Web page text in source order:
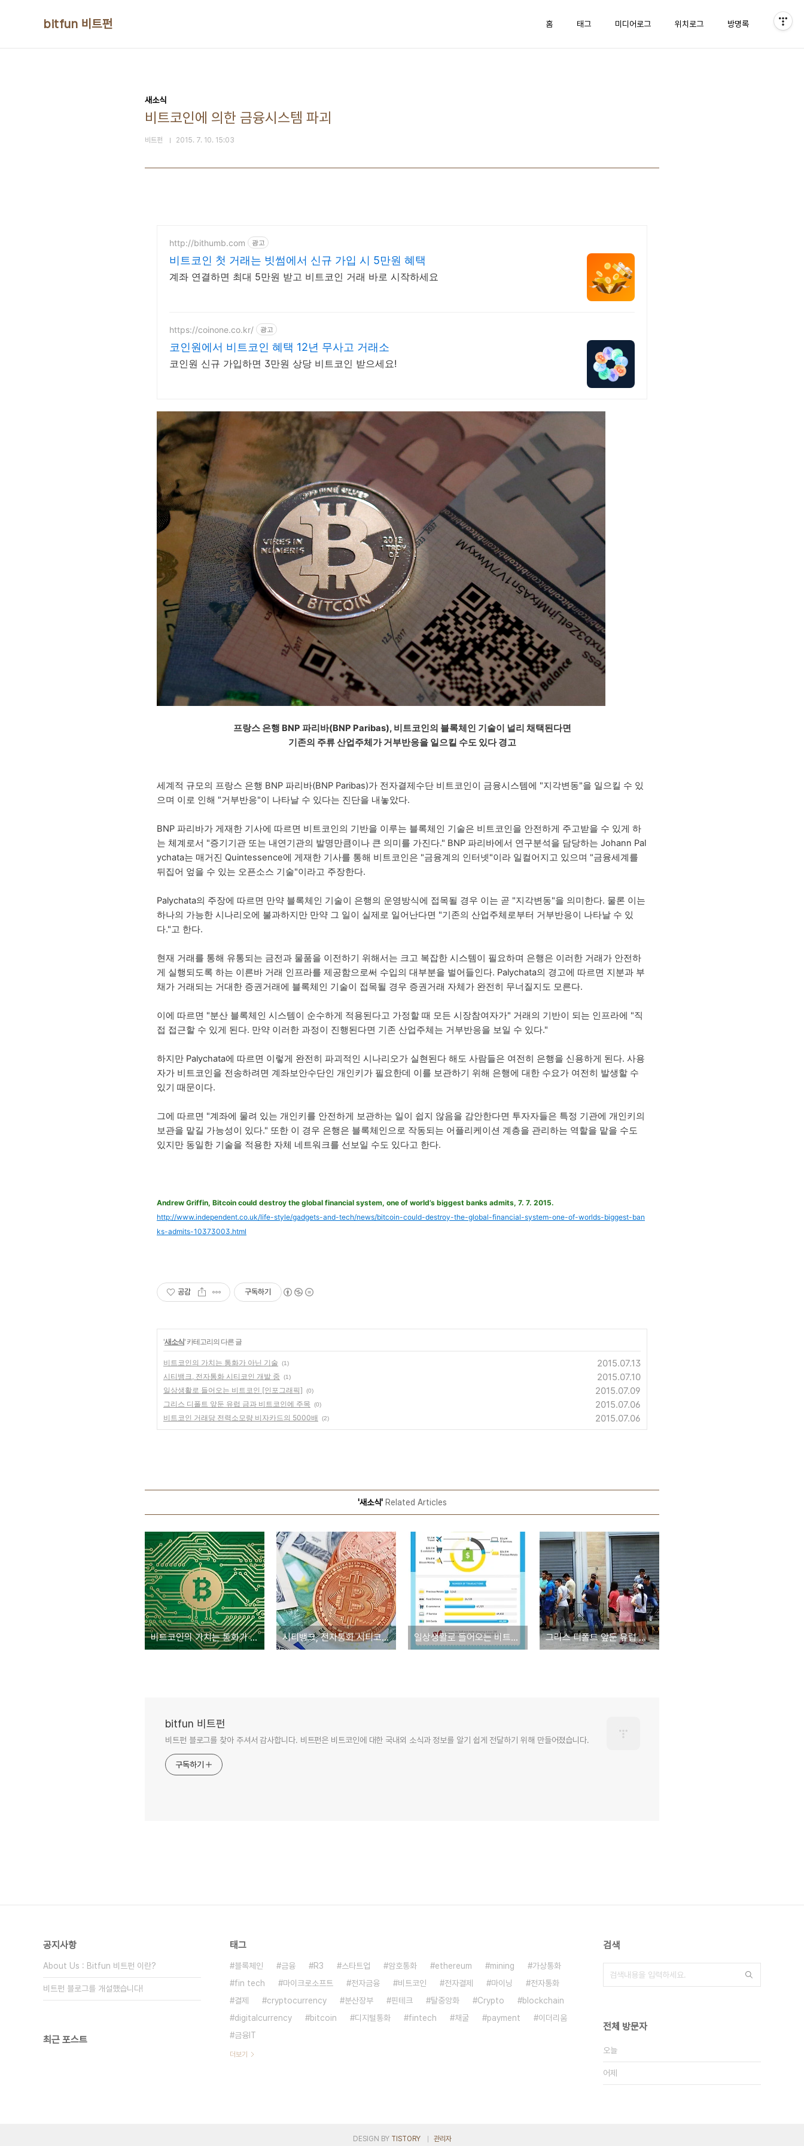
bitfun 비트펀 홈 태그 미디어로그 위치로그 방명록
새소식
비트코인에 의한 금융시스템 파괴
비트펀 2015. 7. 10. 15:03
http://bithumb.com 광고
비트코인 첫 거래는 빗썸에서 신규 가입 시 5만원 혜택
계좌 연결하면 최대 5만원 받고 비트코인 거래 바로 시작하세요
https://coinone.co.kr/ 광고
코인원에서 비트코인 혜택 12년 무사고 거래소
코인원 신규 가입하면 3만원 상당 비트코인 받으세요!
프랑스 은행 BNP 파리바(BNP Paribas), 비트코인의 블록체인 기술이 널리 채택된다면
기존의 주류 산업주체가 거부반응을 일으킬 수도 있다 경고
세계적 규모의 프랑스 은행 BNP 파리바(BNP Paribas)가 전자결제수단 비트코인이 금융시스템에 "지각변동"을 일으킬 수 있
으며 이로 인해 "거부반응"이 나타날 수 있다는 진단을 내놓았다.
BNP 파리바가 게재한 기사에 따르면 비트코인의 기반을 이루는 블록체인 기술은 비트코인을 안전하게 주고받을 수 있게 하
는 체계로서 "증기기관 또는 내연기관의 발명만큼이나 큰 의미를 가진다." BNP 파리바에서 연구분석을 담당하는 Johann Pal
ychata는 매거진 Quintessence에 게재한 기사를 통해 비트코인은 "금융계의 인터넷"이라 일컬어지고 있으며 "금융세계를
뒤집어 엎을 수 있는 오픈소스 기술"이라고 주장한다.
Palychata의 주장에 따르면 만약 블록체인 기술이 은행의 운영방식에 접목될 경우 이는 곧 "지각변동"을 의미한다. 물론 이는
하나의 가능한 시나리오에 불과하지만 만약 그 일이 실제로 일어난다면 "기존의 산업주체로부터 거부반응이 나타날 수 있
다."고 한다.
현재 거래를 통해 유통되는 금전과 물품을 이전하기 위해서는 크고 복잡한 시스템이 필요하며 은행은 이러한 거래가 안전하
게 실행되도록 하는 이른바 거래 인프라를 제공함으로써 수입의 대부분을 벌어들인다. Palychata의 경고에 따르면 지분과 부
채가 거래되는 거대한 증권거래에 블록체인 기술이 접목될 경우 증권거래 자체가 완전히 무너질지도 모른다.
이에 따르면 "분산 블록체인 시스템이 순수하게 적용된다고 가정할 때 모든 시장참여자가" 거래의 기반이 되는 인프라에 "직
접 접근할 수 있게 된다. 만약 이러한 과정이 진행된다면 기존 산업주체는 거부반응을 보일 수 있다."
하지만 Palychata에 따르면 이렇게 완전히 파괴적인 시나리오가 실현된다 해도 사람들은 여전히 은행을 신용하게 된다. 사용
자가 비트코인을 전송하려면 계좌보안수단인 개인키가 필요한데 이를 보관하기 위해 은행에 대한 수요가 여전히 발생할 수
있기 때문이다.
그에 따르면 "계좌에 물려 있는 개인키를 안전하게 보관하는 일이 쉽지 않음을 감안한다면 투자자들은 특정 기관에 개인키의
보관을 맡길 가능성이 있다." 또한 이 경우 은행은 블록체인으로 작동되는 어플리케이션 계층을 관리하는 역할을 맡을 수도
있지만 동일한 기술을 적용한 자체 네트워크를 선보일 수도 있다고 한다.
Andrew Griffin, Bitcoin could destroy the global financial system, one of world’s biggest banks admits, 7. 7. 2015.
http://www.independent.co.uk/life-style/gadgets-and-tech/news/bitcoin-could-destroy-the-global-financial-system-one-of-worlds-biggest-ban
ks-admits-10373003.html
공감 구독하기
'새소식' 카테고리의 다른 글
비트코인의 가치는 통화가 아닌 기술 (1) 2015.07.13
시티뱅크, 전자통화 시티코인 개발 중 (1) 2015.07.10
일상생활로 들어오는 비트코인 [인포그래픽] (0) 2015.07.09
그리스 디폴트 앞둔 유럽 금과 비트코인에 주목 (0) 2015.07.06
비트코인 거래당 전력소모량 비자카드의 5000배 (2) 2015.07.06
'새소식'Related Articles
비트코인의 가치는 통화가 아닌 기술 시티뱅크, 전자통화 시티코인 개발 중 일상생활로 들어오는 비트코인 [인포그래픽] 그리스 디폴트 앞둔 유럽 금과 비트코인에 주목
bitfun 비트펀
비트펀 블로그를 찾아 주셔서 감사합니다. 비트펀은 비트코인에 대한 국내외 소식과 정보를 알기 쉽게 전달하기 위해 만들어졌습니다.
구독하기
공지사항
About Us : Bitfun 비트펀 이란?
비트펀 블로그를 개설했습니다!
최근 포스트
태그
블록체인 금융 R3 스타트업 암호통화 ethereum mining
가상통화
fin tech
마이크로소프트 전자금융 비트코인 전자결제 마이닝
전자통화
결제
cryptocurrency 분산장부 핀테크 탈중앙화 Crypto
blockchain
digitalcurrency
bitcoin 디지털통화 fintech 채굴 payment
이더리움
금융IT
더보기
검색
전체 방문자
오늘
어제
DESIGN BY TISTORY 관리자